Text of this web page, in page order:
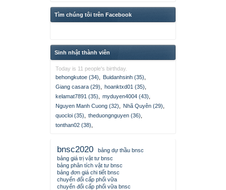
Tìm chúng tôi trên Facebook
Sinh nhật thành viên
Today is 11 people's birthday.
behongkutoe (34)
Buidanhsinh (35)
Giang casara (29)
hoanktxd01 (35)
kelamat7891 (35)
myduyen4004 (43)
Nguyen Manh Cuong (32)
Nhã Quyên (29)
quocloi (35)
theduongnguyen (36)
tonthan02 (38)
bnsc2020
bảng dự thầu bnsc
bảng giá trị vật tư bnsc
bảng phân tích vật tư bnsc
bảng đơn giá chi tiết bnsc
chuyển đổi cấp phối vữa
chuyển đổi cấp phối vữa bnsc